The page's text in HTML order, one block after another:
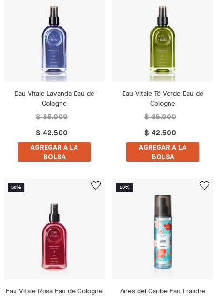
Eau Vitale Lavanda Eau de
Cologne
$ 85.000
$ 42.500
AGREGAR A LA
BOLSA
Eau Vitale Té Verde Eau de
Cologne
$ 85.000
$ 42.500
AGREGAR A LA
BOLSA
Eau Vitale Rosa Eau de Cologne Aires del Caribe Eau Fraiche